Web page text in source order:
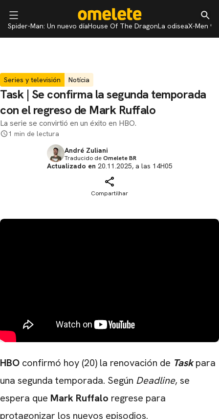
Spider-Man: Un nuevo díaHouse Of The DragonLa odiseaX-Men 97
Series y televisión Notícia
Task | Se confirma la segunda temporada
con el regreso de Mark Ruffalo
La serie se convirtió en un éxito en HBO.
1 min de lectura
André Zuliani
Traducido deOmelete BR
Actualizado en 20.11.2025, a las 14H05
Compartilhar
HBO confirmó hoy (20) la renovación de Taskpara
una segunda temporada. Según Deadline, se
espera que Mark Ruffalo regrese para
protagonizar los nuevos episodios.